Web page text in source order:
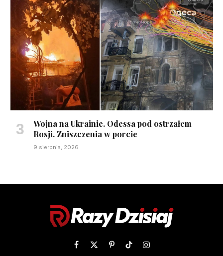
Wojna na Ukrainie. Odessa pod ostrzałem
Rosji. Zniszczenia w porcie
9 sierpnia, 2026
Facebook
X
PinterestTikTokInstagram